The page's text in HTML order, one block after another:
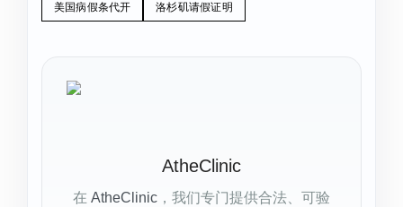
美国病假条代开 洛杉矶请假证明
AtheClinic
在 AtheClinic ，我们专门提供合法、可验